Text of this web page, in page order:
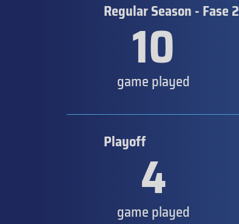
Regular Season - Fase 2
10
game played
Playoff4
game played